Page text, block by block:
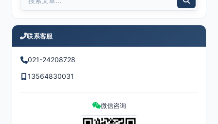
联系客服
021-24208728
13564830031
微信咨询